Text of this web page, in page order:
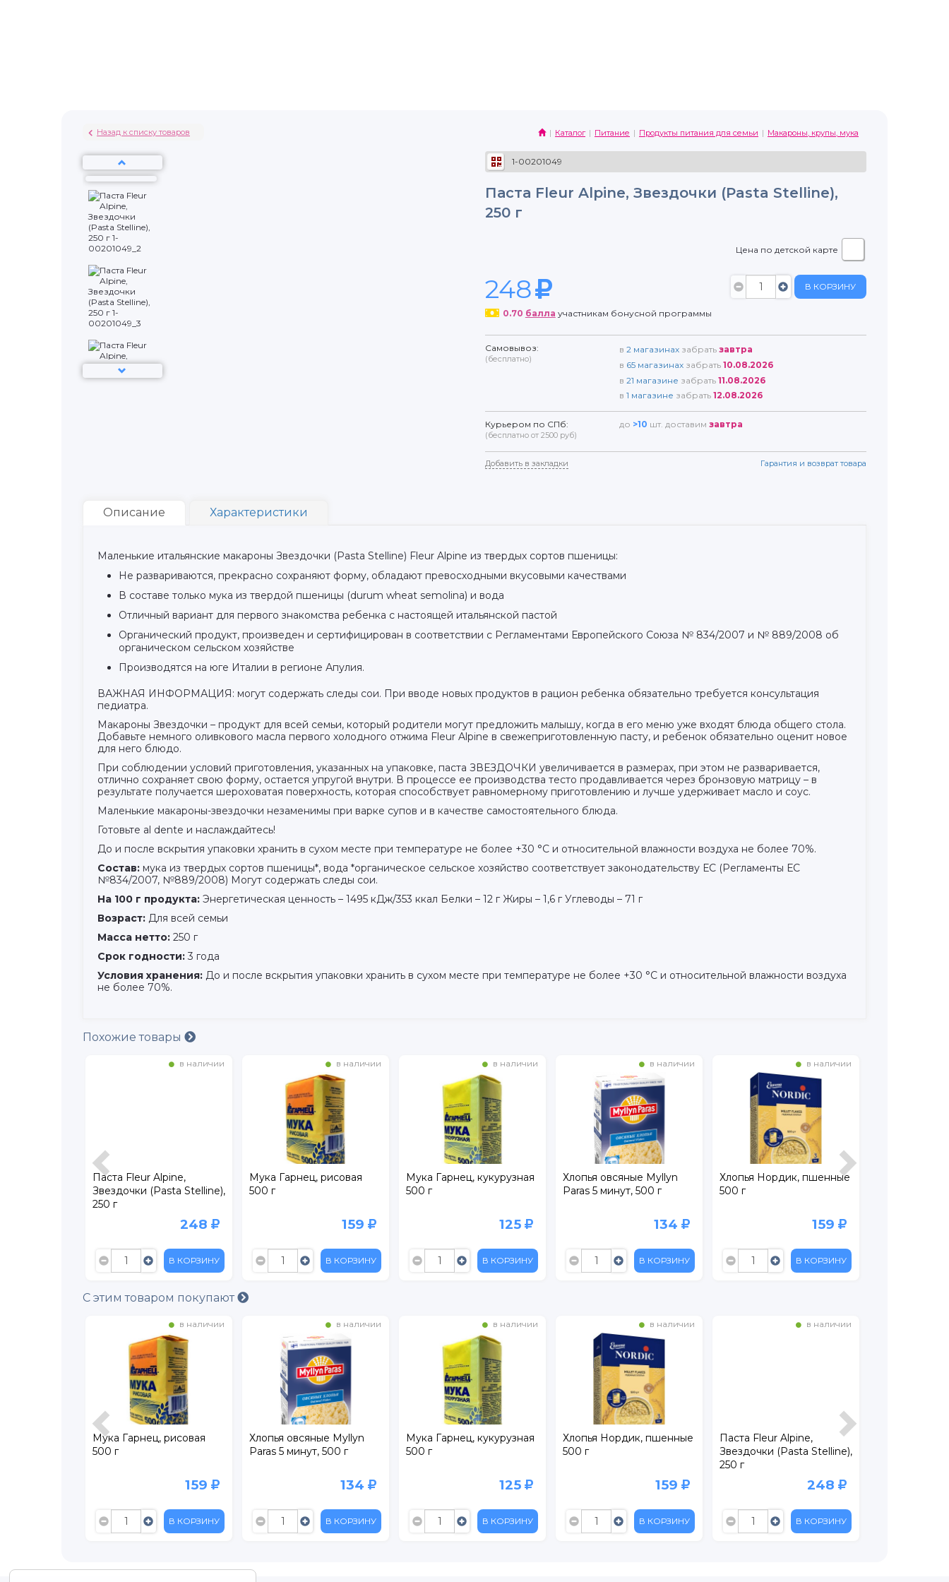
Назад к списку товаров Каталог Питание Продукты питания для семьи Макароны, крупы, мука
1-00201049
Паста Fleur Alpine, Звездочки (Pasta Stelline),
250 г
Цена по детской карте
248 В КОРЗИНУ
0.70 балла участникам бонусной программы
Самовывоз:
(бесплатно)
в 2 магазинах забрать завтра
в 65 магазинах забрать 10.08.2026
в 21 магазине забрать 11.08.2026
в 1 магазине забрать 12.08.2026
Курьером по СПб:
(бесплатно от 2500 руб)
до >10 шт. доставим завтра
Добавить в закладки Гарантия и возврат товара
Описание Характеристики
Маленькие итальянские макароны Звездочки (Pasta Stelline) Fleur Alpine из твердых сортов пшеницы:
Не развариваются, прекрасно сохраняют форму, обладают превосходными вкусовыми качествами
В составе только мука из твердой пшеницы (durum wheat semolina) и вода
Отличный вариант для первого знакомства ребенка с настоящей итальянской пастой
Органический продукт, произведен и сертифицирован в соответствии с Регламентами Европейского Союза № 834/2007 и № 889/2008 об
органическом сельском хозяйстве
Производятся на юге Италии в регионе Апулия.
ВАЖНАЯ ИНФОРМАЦИЯ: могут содержать следы сои. При вводе новых продуктов в рацион ребенка обязательно требуется консультация
педиатра.
Макароны Звездочки – продукт для всей семьи, который родители могут предложить малышу, когда в его меню уже входят блюда общего стола.
Добавьте немного оливкового масла первого холодного отжима Fleur Alpine в свежеприготовленную пасту, и ребенок обязательно оценит новое
для него блюдо.
При соблюдении условий приготовления, указанных на упаковке, паста ЗВЕЗДОЧКИ увеличивается в размерах, при этом не разваривается,
отлично сохраняет свою форму, остается упругой внутри. В процессе ее производства тесто продавливается через бронзовую матрицу – в
результате получается шероховатая поверхность, которая способствует равномерному приготовлению и лучше удерживает масло и соус.
Маленькие макароны-звездочки незаменимы при варке супов и в качестве самостоятельного блюда.
Готовьте al dente и наслаждайтесь!
До и после вскрытия упаковки хранить в сухом месте при температуре не более +30 °С и относительной влажности воздуха не более 70%.
Состав: мука из твердых сортов пшеницы*, вода *органическое сельское хозяйство соответствует законодательству ЕС (Регламенты ЕС
№834/2007, №889/2008) Могут содержать следы сои.
На 100 г продукта: Энергетическая ценность – 1495 кДж/353 ккал Белки – 12 г Жиры – 1,6 г Углеводы – 71 г
Возраст: Для всей семьи
Масса нетто: 250 г
Срок годности:3 года
Условия хранения: До и после вскрытия упаковки хранить в сухом месте при температуре не более +30 °С и относительной влажности воздуха
не более 70%.
Похожие товары
в наличии
Паста Fleur Alpine,
Звездочки (Pasta Stelline),
250 г
248
В КОРЗИНУ
в наличии
Мука Гарнец, рисовая
500 г
159
В КОРЗИНУ
в наличии
Мука Гарнец, кукурузная
500 г
125
В КОРЗИНУ
в наличии
Хлопья овсяные Myllyn
Paras 5 минут, 500 г
134
В КОРЗИНУ
в наличии
Хлопья Нордик, пшенные
500 г
159
В КОРЗИНУ
С этим товаром покупают
в наличии
Мука Гарнец, рисовая
500 г
159
В КОРЗИНУ
в наличии
Хлопья овсяные Myllyn
Paras 5 минут, 500 г
134
В КОРЗИНУ
в наличии
Мука Гарнец, кукурузная
500 г
125
В КОРЗИНУ
в наличии
Хлопья Нордик, пшенные
500 г
159
В КОРЗИНУ
в наличии
Паста Fleur Alpine,
Звездочки (Pasta Stelline),
250 г
248
В КОРЗИНУ